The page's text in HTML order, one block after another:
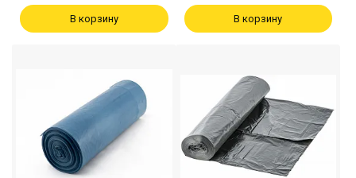
В корзину В корзину